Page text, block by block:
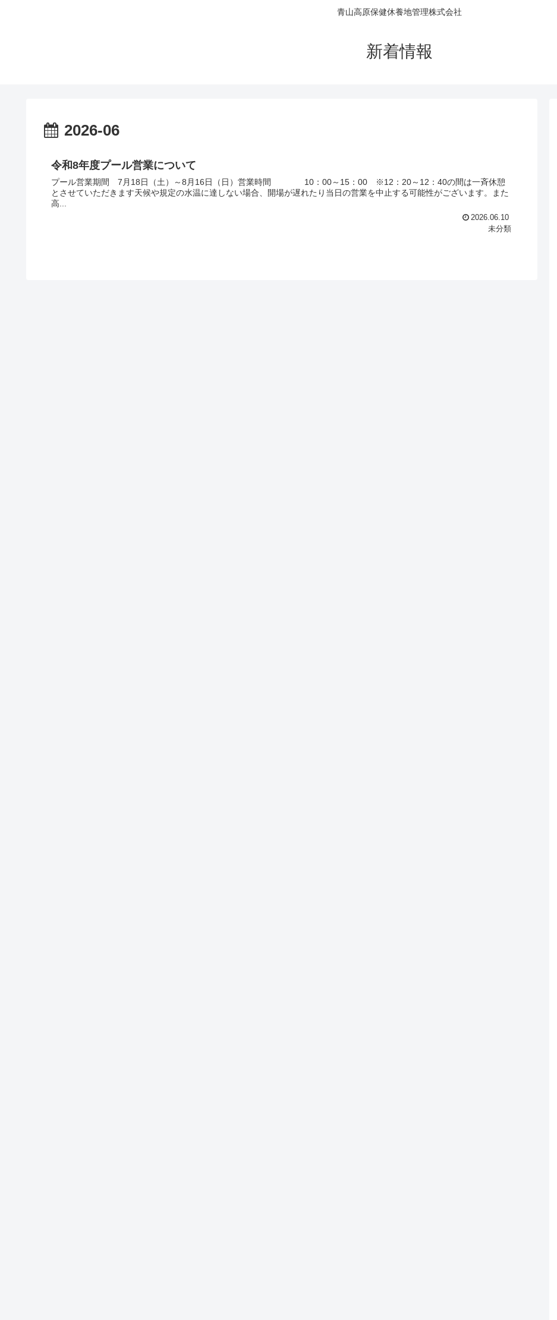
青山高原保健休養地管理株式会社
新着情報
2026-06
令和8年度プール営業について
プール営業期間 7月18日（土）～8月16日（日）営業時間 10：00～15：00 ※12：20～12：40の間は一斉休憩
とさせていただきます天候や規定の水温に達しない場合、開場が遅れたり当日の営業を中止する可能性がございます。また
高...
2026.06.10
未分類